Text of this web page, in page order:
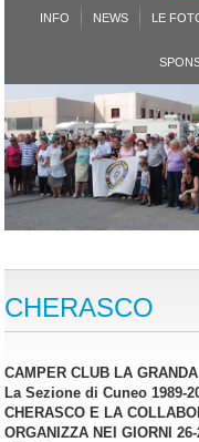
INFO NEWS LE
CHERASCO
CAMPER CLUB LA
La Sezione di Cuneo 1989-
CHERASCO E LA
ORGANIZZA NEI GIORNI